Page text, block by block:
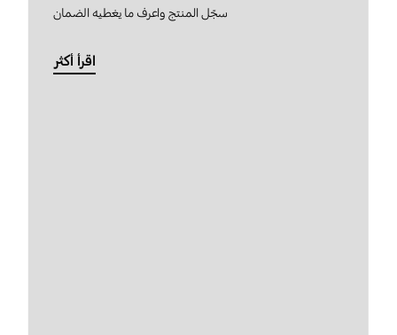
سجّل المنتج واعرف ما يغطيه الضمان
اقرأ أكثر